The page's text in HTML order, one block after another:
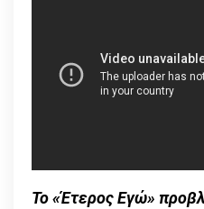
Το «Έτερος Εγώ»